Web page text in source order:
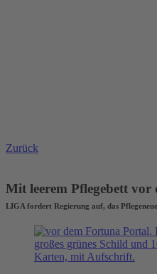
Zurück
Mit leerem Pflegebett vor
LIGA fordert Regierung auf, das